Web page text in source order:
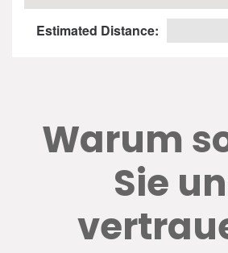
Estimated Distance:
Warum
Sie